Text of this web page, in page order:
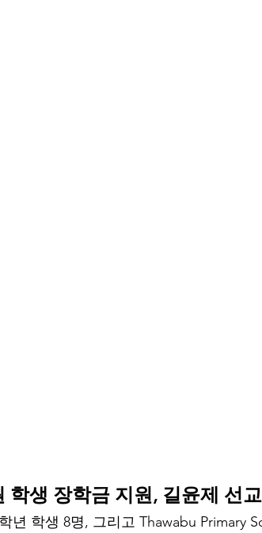
학생 장학금 지원, 길윤제 선
년 학생 8명, 그리고 Thawabu Primary